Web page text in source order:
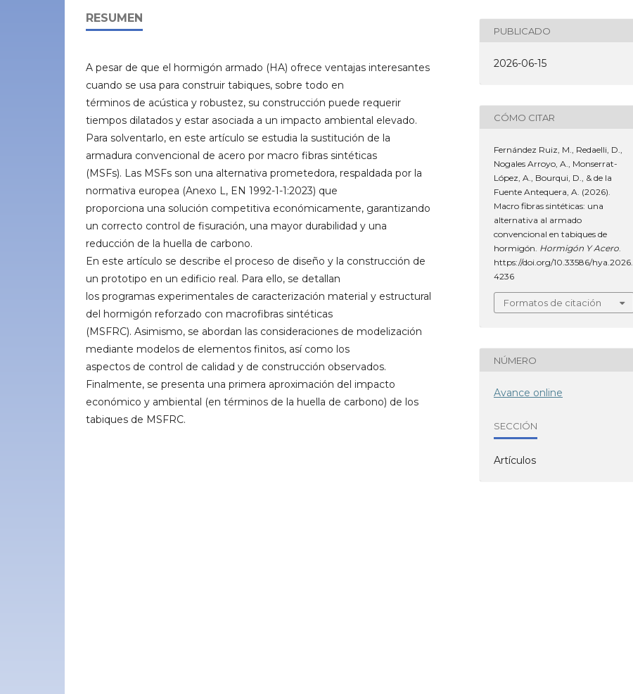
RESUMEN
A pesar de que el hormigón armado (HA) ofrece ventajas interesantes
cuando se usa para construir tabiques, sobre todo en
términos de acústica y robustez, su construcción puede requerir
tiempos dilatados y estar asociada a un impacto ambiental elevado.
Para solventarlo, en este artículo se estudia la sustitución de la
armadura convencional de acero por macro fibras sintéticas
(MSFs). Las MSFs son una alternativa prometedora, respaldada por la
normativa europea (Anexo L, EN 1992-1-1:2023) que
proporciona una solución competitiva económicamente, garantizando
un correcto control de fisuración, una mayor durabilidad y una
reducción de la huella de carbono.
En este artículo se describe el proceso de diseño y la construcción de
un prototipo en un edificio real. Para ello, se detallan
los programas experimentales de caracterización material y estructural
del hormigón reforzado con macrofibras sintéticas
(MSFRC). Asimismo, se abordan las consideraciones de modelización
mediante modelos de elementos finitos, así como los
aspectos de control de calidad y de construcción observados.
Finalmente, se presenta una primera aproximación del impacto
económico y ambiental (en términos de la huella de carbono) de los
tabiques de MSFRC.
PUBLICADO
2026-06-15
CÓMO CITAR
Fernández Ruiz, M., Redaelli, D.,
Nogales Arroyo, A., Monserrat-
López, A., Bourqui, D., & de la
Fuente Antequera, A. (2026).
Macro fibras sintéticas: una
alternativa al armado
convencional en tabiques de
hormigón. Hormigón Y Acero.
https://doi.org/10.33586/hya.2026.
4236
Formatos de citación
NÚMERO
Avance online
SECCIÓN
Artículos